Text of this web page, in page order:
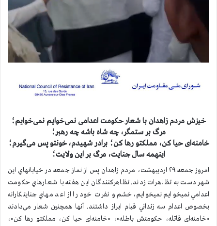
خيزش مردم زاهدان با شعار حکومت اعدامی نمی‌خوایم نمی‌خوایم؛
مرگ بر ستمگر، چه شاه باشه چه رهبر؛
خامنه‌ای حیا کن، مملکتو رها کن؛ برادر شهیدم، خونتو پس می‌گیرم؛
اینهمه سال جنایت، مرگ بر این ولایت؛
امروز جمعه ۲۹ اردیبهشت، مردم زاهدان پس از نماز جمعه در خيابانهاي اين
شهر دست به تظاهرات زدند. تظاهرکنندگان اين هفته با شعارهاي حكومت
اعدامي نميخوايم نميخوايم، خشم و نفرت خود را از اعدامهاي جنايتكارانه
بخصوص اعدام سه زنداني قيام ابراز داشتند. آنها همچنين شعار می‌دادند
«خامنه‌ای قاتله، حکومتش باطله»، «خامنه‌ای حیا کن، مملکتو رها کن»،